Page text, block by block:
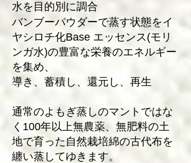
水を目的別に調合
バンブーパウダーで蒸す状態をイ
ヤシロチ化Base エッセンス(モリ
ンガ水)の豊富な栄養のエネルギー
を集め、
導き、蓄積し、還元し、再生
通常のよもぎ蒸しのマントではな
く100年以上無農薬、無肥料の土
地で育った自然栽培綿の古代布を
纏い蒸してゆきます。